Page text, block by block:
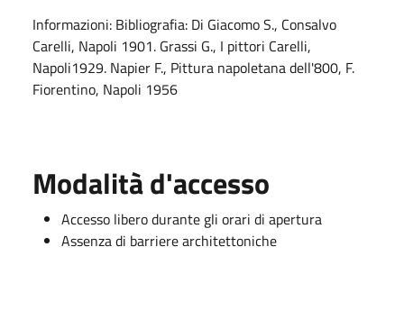
Informazioni: Bibliografia: Di Giacomo S., Consalvo
Carelli, Napoli 1901. Grassi G., I pittori Carelli,
Napoli1929. Napier F., Pittura napoletana dell'800, F.
Fiorentino, Napoli 1956
Modalità d'accesso
Accesso libero durante gli orari di apertura
Assenza di barriere architettoniche